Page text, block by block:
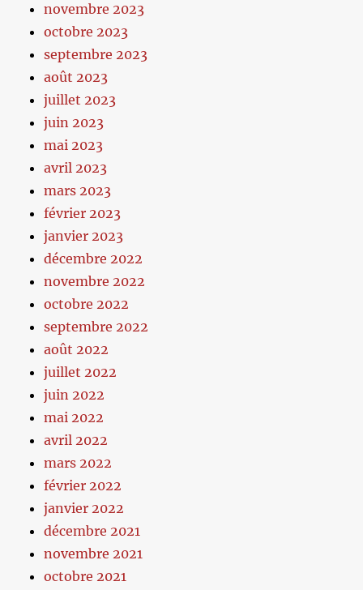
novembre 2023
octobre 2023
septembre 2023
août 2023
juillet 2023
juin 2023
mai 2023
avril 2023
mars 2023
février 2023
janvier 2023
décembre 2022
novembre 2022
octobre 2022
septembre 2022
août 2022
juillet 2022
juin 2022
mai 2022
avril 2022
mars 2022
février 2022
janvier 2022
décembre 2021
novembre 2021
octobre 2021